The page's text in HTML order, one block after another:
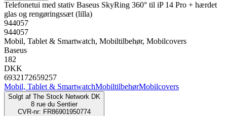
Telefonetui med stativ Baseus SkyRing 360° til iP 14 Pro + hærdet
glas og rengøringssæt (lilla)
944057
944057
Mobil, Tablet & Smartwatch, Mobiltilbehør, Mobilcovers
Baseus
182
DKK
6932172659257
Mobil, Tablet & SmartwatchMobiltilbehørMobilcovers
Solgt af The Stock Network DK
8 rue du Sentier
CVR-nr: FR86901950774